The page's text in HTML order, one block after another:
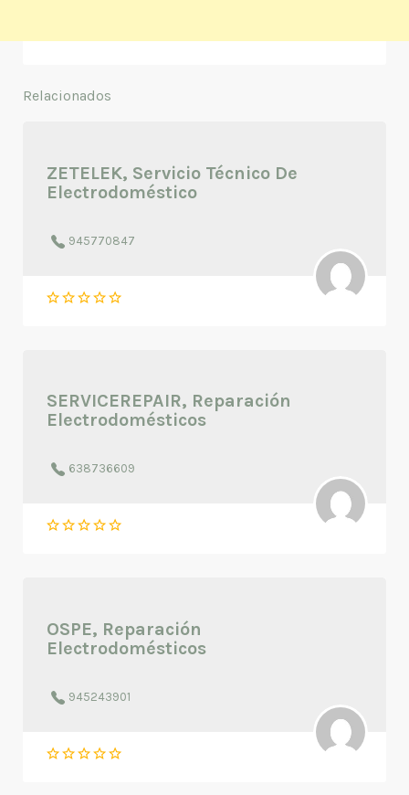
Relacionados
ZETELEK, Servicio Técnico De
Electrodoméstico
945770847
SERVICEREPAIR, Reparación
Electrodomésticos
638736609
OSPE, Reparación
Electrodomésticos
945243901